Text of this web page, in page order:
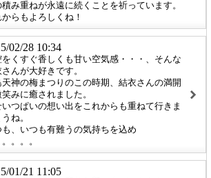
積み重ねが永遠に続くことを祈っています。
からもよろしくね！
02/28 10:34
をくすぐ香しくも甘い空気感・・・、そんな
んが大好きです。
天神の梅まつりのこの時期、結衣さんの満開
みに癒されました。
いつぱいの想い出をこれからも重ねて行きま
ね。
も、いつも有難うの気持ちを込め
。。。
01/21 11:05